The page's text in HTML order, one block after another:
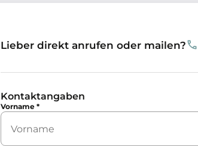
Lieber direkt anrufen oder mailen?
Kontaktangaben
Vorname *